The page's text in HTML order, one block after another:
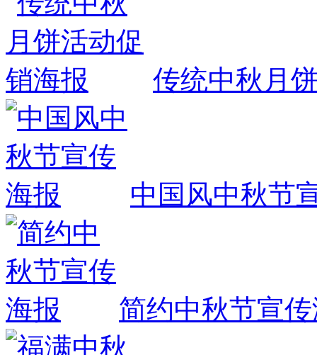
传统中秋月
中国风中秋节
简约中秋节宣